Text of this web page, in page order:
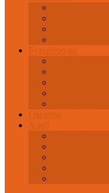
Бутерброды
Омлеты
Хлеб